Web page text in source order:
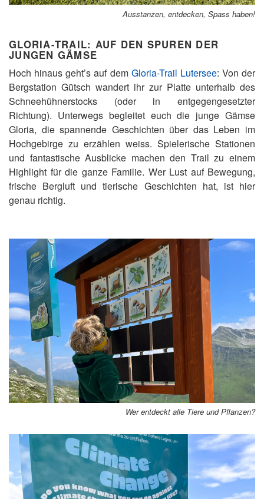
Ausstanzen, entdecken, Spass haben!
GLORIA-TRAIL: AUF DEN SPUREN DER
JUNGEN GÄMSE
Hoch hinaus geht’s auf dem Gloria-Trail Lutersee: Von der
Bergstation Gütsch wandert ihr zur Platte unterhalb des
Schneehühnerstocks (oder in entgegengesetzter
Richtung). Unterwegs begleitet euch die junge Gämse
Gloria, die spannende Geschichten über das Leben im
Hochgebirge zu erzählen weiss. Spielerische Stationen
und fantastische Ausblicke machen den Trail zu einem
Highlight für die ganze Familie. Wer Lust auf Bewegung,
frische Bergluft und tierische Geschichten hat, ist hier
genau richtig.
Wer entdeckt alle Tiere und Pflanzen?